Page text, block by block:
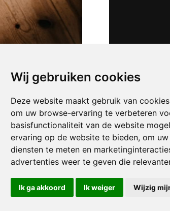
Wij gebruiken cookies
Deze website maakt gebruik van
om uw browse-ervaring te verbeteren
basisfunctionaliteit van de website
ervaring op de website te bieden, om
diensten te meten en
advertenties weer te geven die
Ik ga akkoord Ik weiger Wijzig
Verhuizen baaigem
Verhuizen bachte-
Verhuizen bassevelde